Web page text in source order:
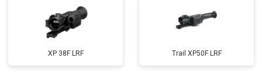
XP 38F LRF Trail XP50F LRF